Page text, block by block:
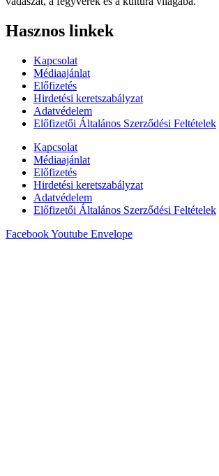
Hasznos linkek
Kapcsolat
Médiaajánlat
Előfizetés
Hirdetési keretszabályzat
Adatvédelem
Előfizetői Általános Szerződési Feltételek
Kapcsolat
Médiaajánlat
Előfizetés
Hirdetési keretszabályzat
Adatvédelem
Előfizetői Általános Szerződési Feltételek
FacebookYoutube Envelope